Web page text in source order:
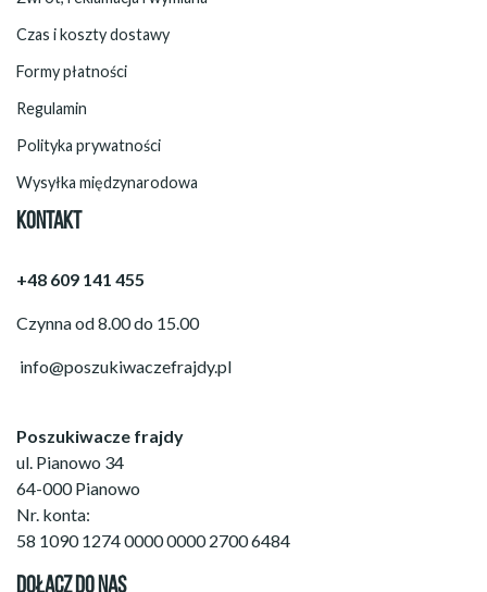
Czas i koszty dostawy
Formy płatności
Regulamin
Polityka prywatności
Wysyłka międzynarodowa
KONTAKT
+48 609 141 455
Czynna od 8.00 do 15.00
info@poszukiwaczefrajdy.pl
Poszukiwacze frajdy
ul. Pianowo 34
64-000 Pianowo
Nr. konta:
58 1090 1274 0000 0000 2700 6484
DOŁĄCZ DO NAS